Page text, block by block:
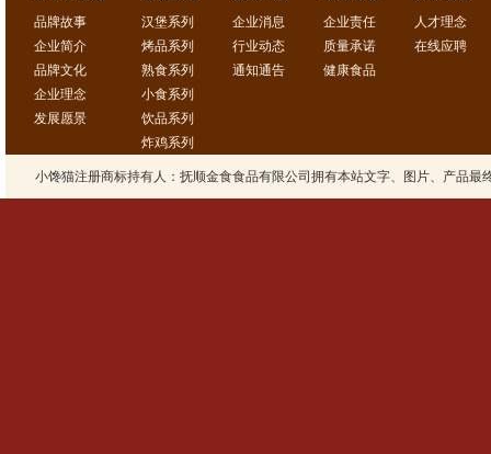
品牌故事 汉堡系列 企业消息 企业责任
人才理念
企业简介
烤品系列 行业动态 质量承诺
在线应聘
品牌文化
熟食系列 通知通告
健康食品
企业理念
小食系列
发展愿景
饮品系列
炸鸡系列
小馋猫注册商标持有人：抚顺金食食品有限公司拥有本站文字、图片、产